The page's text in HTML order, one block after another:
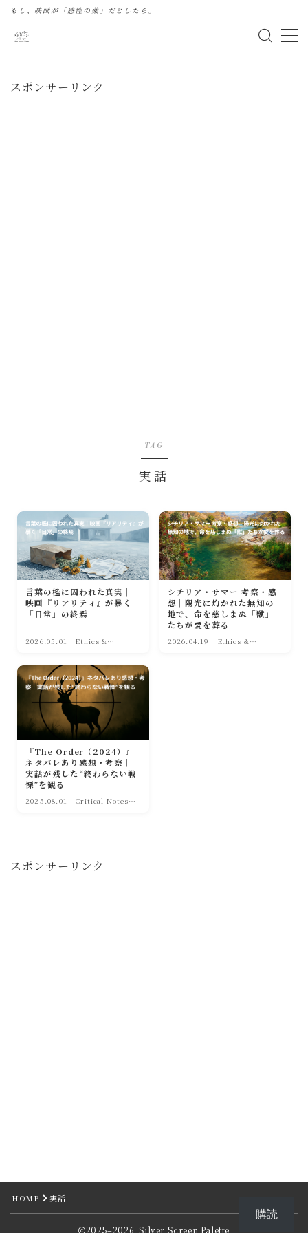
もし、映画が「感性の薬」だとしたら。
このサイトについて
スポンサーリンク
TAG
実話
言葉の檻に囚われた真実｜
映画『リアリティ』が暴く
「日常」の終焉
2026.05.01
Ethics &
会)
シチリア・サマー 考察・感
想｜陽光に灼かれた無知の
地で、命を慈しまぬ「獣」
たちが愛を葬る
2026.04.19
Ethics &
『The Order（2024）』
ネタバレあり感想・考察｜
実話が残した“終わらない戦
慄”を観る
2025.08.01
Critical Notes
スポンサーリンク
HOME 実話
2025–2026 Silver Screen Palette
購読